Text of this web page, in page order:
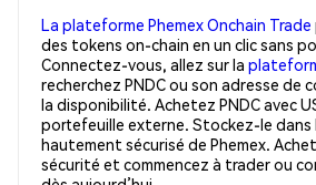
La plateforme Phemex Onchain Trade
des tokens on-chain en un clic sans
Connectez-vous, allez sur la
recherchez PNDC ou son adresse de
la disponibilité. Achetez PNDC avec
portefeuille externe. Stockez-le dans
hautement sécurisé de Phemex.
sécurité et commencez à trader ou